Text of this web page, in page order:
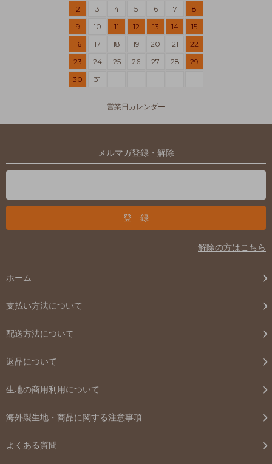
2
3 4 5 6 7
8
9
10 11 12 13 14
15
16
17 18 19 20 21
22
23
24 25 26 27 28
29
30
31
営業日カレンダー
メルマガ登録・解除
解除の方はこちら
ホーム
支払い方法について
配送方法について
返品について
生地の商用利用について
海外製生地・商品に関する注意事項
よくある質問